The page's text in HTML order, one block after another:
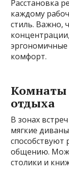
Расстановка
каждому
стиль. Важно,
комфорт.
Комнаты
отдыха
В зонах
мягкие
способствуют
общению.
столики и